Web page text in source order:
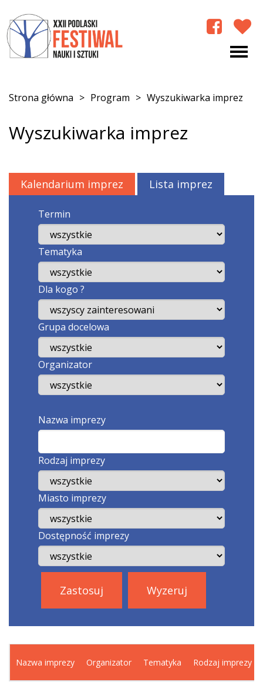
Strona główna > Program > Wyszukiwarka imprez
Wyszukiwarka imprez
Kalendarium imprez Lista imprez
Termin
Tematyka
Dla kogo ?
Grupa docelowa
Organizator
Nazwa imprezy
Rodzaj imprezy
Miasto imprezy
Dostępność imprezy
Zastosuj Wyzeruj
Nazwa imprezy Organizator Tematyka Rodzaj imprezy